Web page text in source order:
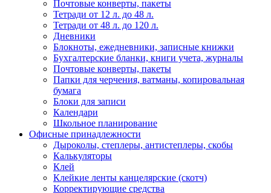
Почтовые конверты, пакеты
Тетради от 12 л. до 48 л.
Тетради от 48 л. до 120 л.
Дневники
Блокноты, ежедневники, записные книжки
Бухгалтерские бланки, книги учета, журналы
Почтовые конверты, пакеты
Папки для черчения, ватманы, копировальная
бумага
Блоки для записи
Календари
Школьное планирование
Офисные принадлежности
Дыроколы, степлеры, антистеплеры, скобы
Калькуляторы
Клей
Клейкие ленты канцелярские (скотч)
Корректирующие средства